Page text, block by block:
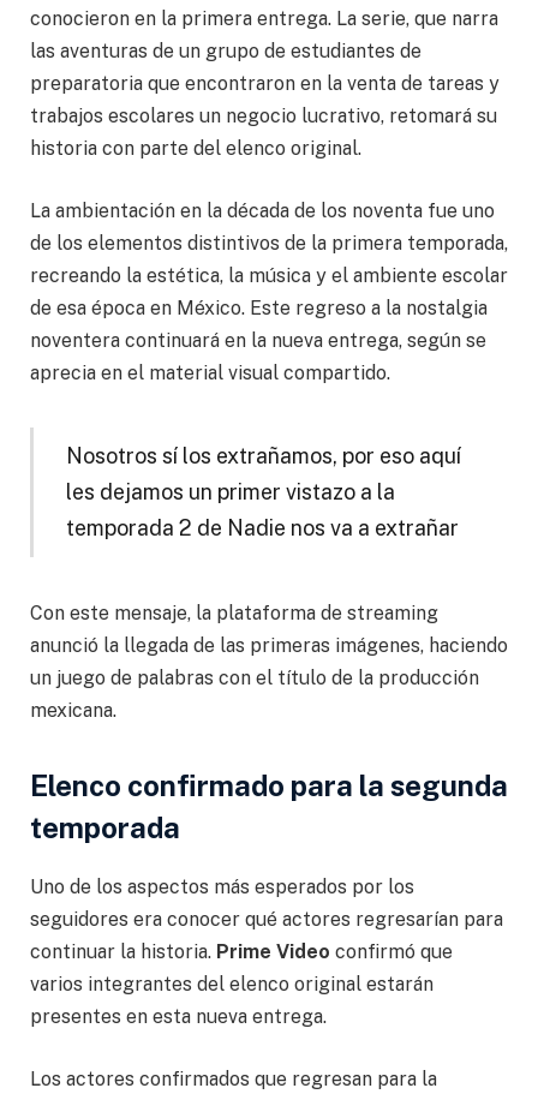
conocieron en la primera entrega. La serie, que narra
las aventuras de un grupo de estudiantes de
preparatoria que encontraron en la venta de tareas y
trabajos escolares un negocio lucrativo, retomará su
historia con parte del elenco original.
La ambientación en la década de los noventa fue uno
de los elementos distintivos de la primera temporada,
recreando la estética, la música y el ambiente escolar
de esa época en México. Este regreso a la nostalgia
noventera continuará en la nueva entrega, según se
aprecia en el material visual compartido.
Nosotros sí los extrañamos, por eso aquí
les dejamos un primer vistazo a la
temporada 2 de Nadie nos va a extrañar
Con este mensaje, la plataforma de streaming
anunció la llegada de las primeras imágenes, haciendo
un juego de palabras con el título de la producción
mexicana.
Elenco confirmado para la segunda
temporada
Uno de los aspectos más esperados por los
seguidores era conocer qué actores regresarían para
continuar la historia. Prime Video confirmó que
varios integrantes del elenco original estarán
presentes en esta nueva entrega.
Los actores confirmados que regresan para la